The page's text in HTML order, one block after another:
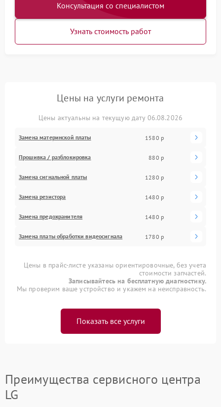
Консультация со специалистом
Узнать стоимость работ
Цены на услуги ремонта
Цены актуальны на текущую дату 06.08.2026
Замена материнской платы 1580 р
Прошивка / разблокировка 880 р
Замена сигнальной платы 1280 р
Замена резистора 1480 р
Замена предохранителя 1480 р
Замена платы обработки видеосигнала 1780 р
Цены в прайс-листе указаны ориентировочные, без учета
стоимости запчастей.
Записывайтесь на бесплатную диагностику.
Мы проверим ваше устройство и укажем на неисправность.
Показать все услуги
Преимущества сервисного центра
LG